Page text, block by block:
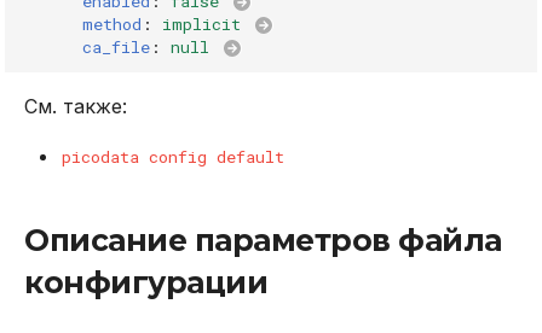
method :
implicit
ca_file : null
См. также:
picodata config default
Описание параметров файла
конфигурации